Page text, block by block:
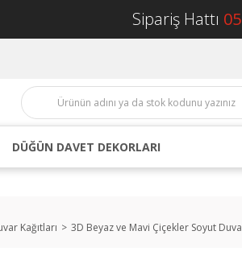
Sipariş Hattı
DÜĞÜN DAVET DEKORLARI
Kağıtları 3D Beyaz ve Mavi Çiçekler Soyut